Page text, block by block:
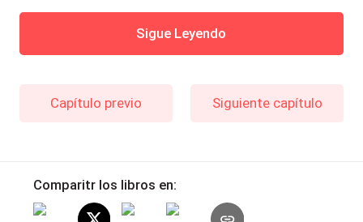
Sigue Leyendo
Capítulo previo Siguiente capítulo
Comparitr los libros en: